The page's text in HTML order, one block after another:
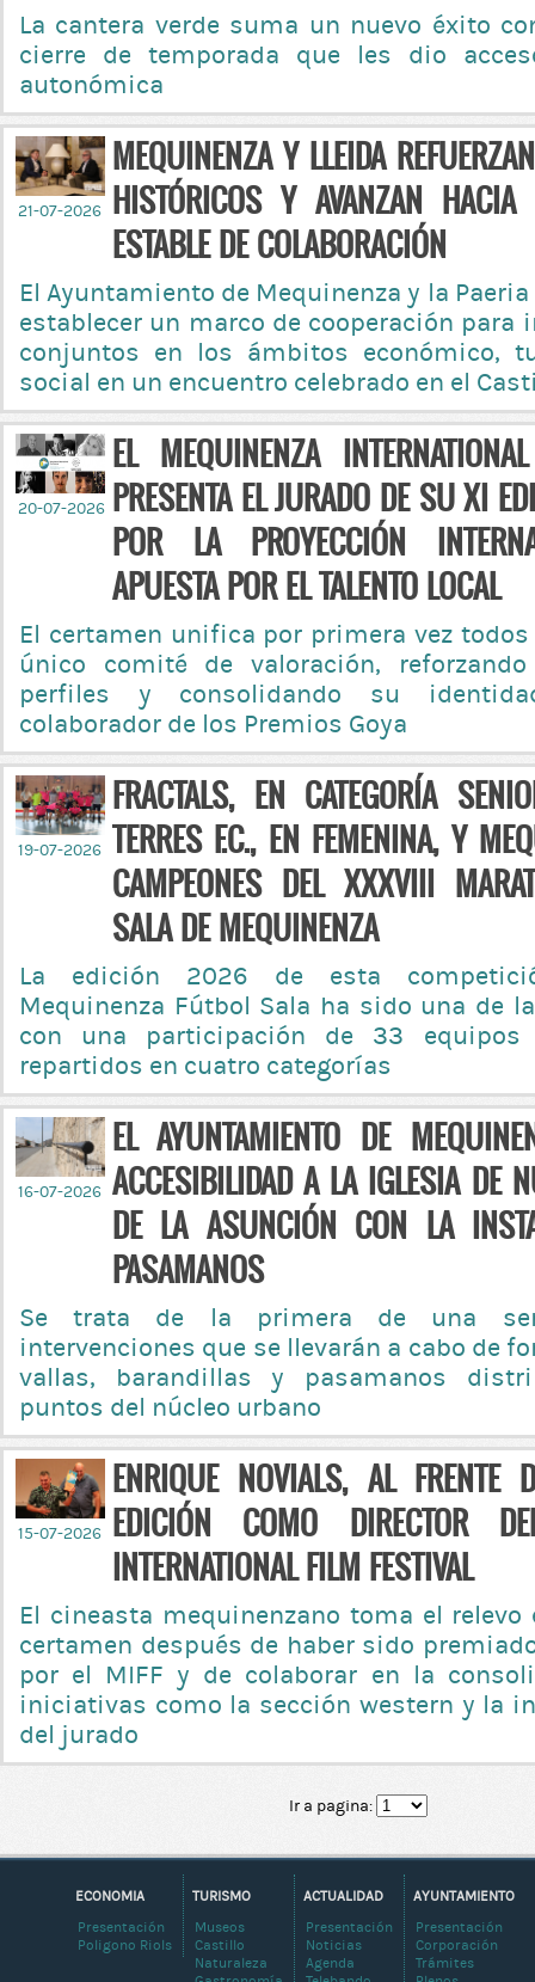
La cantera verde suma un nuevo éxito
cierre de temporada que les dio
autonómica
MEQUINENZA Y LLEIDA
HISTÓRICOS Y AVANZAN HACIA
ESTABLE DE COLABORACIÓN
21-07-2026
El Ayuntamiento de Mequinenza y la
establecer un marco de cooperación para
conjuntos en los ámbitos económico,
social en un encuentro celebrado en el
EL MEQUINENZA
PRESENTA EL JURADO DE SU XI
POR LA PROYECCIÓN
APUESTA POR EL TALENTO LOCAL
20-07-2026
El certamen unifica por primera vez
único comité de valoración,
perfiles y consolidando su
colaborador de los Premios Goya
FRACTALS, EN CATEGORÍA
TERRES F.C., EN FEMENINA, Y
CAMPEONES DEL XXXVIII
SALA DE MEQUINENZA
19-07-2026
La edición 2026 de esta
Mequinenza Fútbol Sala ha sido una de
con una participación de 33
repartidos en cuatro categorías
EL AYUNTAMIENTO DE
ACCESIBILIDAD A LA IGLESIA DE
DE LA ASUNCIÓN CON LA
PASAMANOS
16-07-2026
Se trata de la primera de una
intervenciones que se llevarán a cabo de
vallas, barandillas y pasamanos
puntos del núcleo urbano
ENRIQUE NOVIALS, AL FRENTE
EDICIÓN COMO DIRECTOR
INTERNATIONAL FILM FESTIVAL
15-07-2026
El cineasta mequinenzano toma el
certamen después de haber sido
por el MIFF y de colaborar en la
iniciativas como la sección western y la
del jurado
Ir a pagina:
AYUNTAMIENTO
Presentación
Corporación
Trámites
ACTUALIDAD
Presentación
Noticias
Agenda
TURISMO
Museos
Castillo
Naturaleza
ECONOMIA
Presentación
Poligono Riols